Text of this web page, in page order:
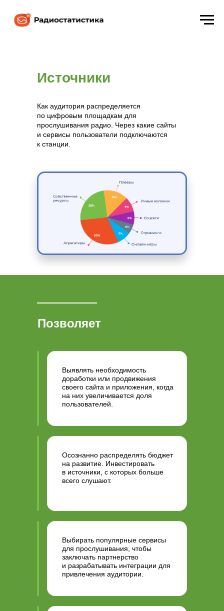
Источники
Как аудитория распределяется
по цифровым площадкам для
прослушивания радио. Через какие сайты
и сервисы пользователи подключаются
к станции.
Позволяет
Выявлять необходимость
доработки или продвижения
своего сайта и приложения, когда
на них увеличивается доля
пользователей.
Осознанно распределять бюджет
на развитие. Инвестировать
в источники, с которых больше
всего слушают.
Выбирать популярные сервисы
для прослушивания, чтобы
заключать партнерство
и разрабатывать интеграции для
привлечения аудитории.